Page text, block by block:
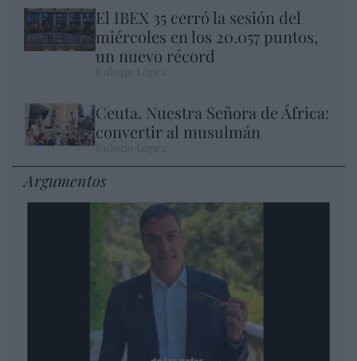
El IBEX 35 cerró la sesión del
miércoles en los 20.057 puntos,
un nuevo récord
Ceuta. Nuestra Señora de África:
convertir al musulmán
Argumentos